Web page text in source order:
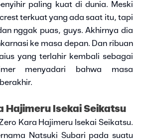
paling kuat di dunia. Meski
terkuat yang ada saat itu, tapi
nggak puas, guys. Akhirnya dia
ke masa depan. Dan ribuan
yang terlahir kembali sebagai
menyadari bahwa masa
Hajimeru Isekai Seikatsu
Kara Hajimeru Isekai Seikatsu.
Natsuki Subari pada suatu